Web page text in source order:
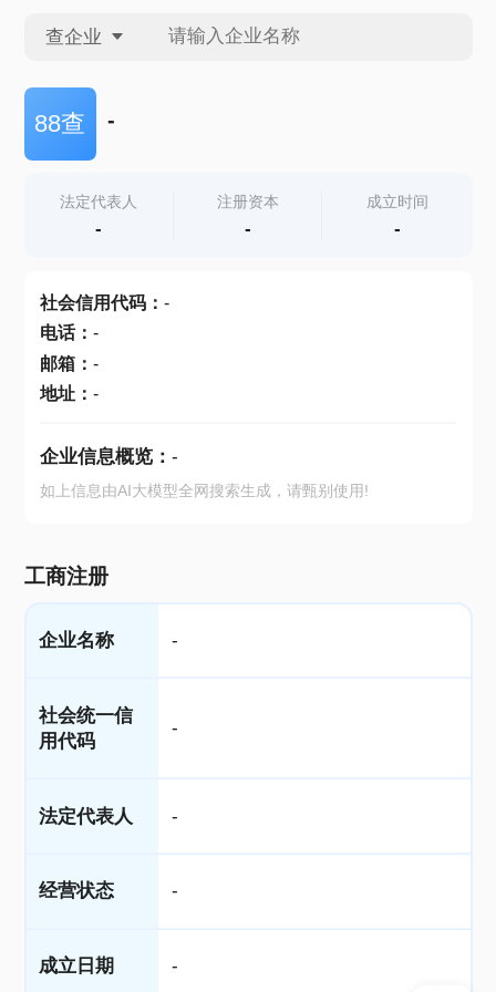
查企业
查企业
查产地
88查 -
法定代表人
-
注册资本
-
成立时间
-
社会信用代码： -
电话： -
邮箱： -
地址： -
企业信息概览： -
如上信息由AI大模型全网搜索生成，请甄别使用!
工商注册
企业名称 -
社会统一信
用代码
-
法定代表人 -
经营状态 -
成立日期 -